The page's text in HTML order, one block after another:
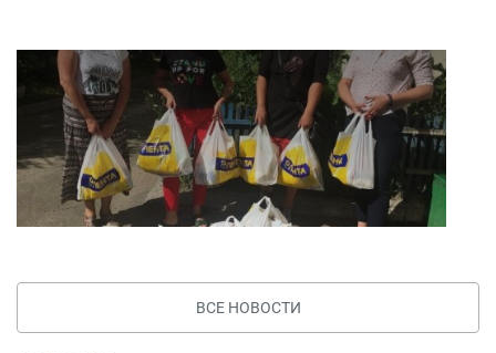
ВСЕ НОВОСТИ